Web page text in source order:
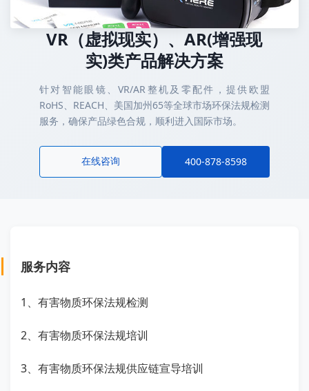
VR（虚拟现实）、AR(增强现
实)类产品解决方案
针对智能眼镜、VR/AR整机及零配件，提供欧盟
RoHS、REACH、美国加州65等全球市场环保法规检测
服务，确保产品绿色合规，顺利进入国际市场。
在线咨询 400-878-8598
服务内容
1、有害物质环保法规检测
2、有害物质环保法规培训
3、有害物质环保法规供应链宣导培训